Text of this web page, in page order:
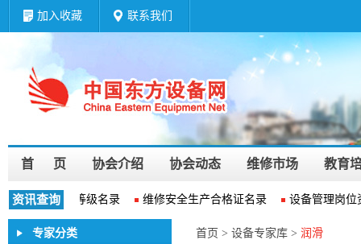
加入收藏 联系我们
首 页 协会介绍 协会动态 维修市场 教育
资讯查询
维修企业资质等级名录 维修安全生产合格证名录 设备管理岗位
专家分类 首页 > 设备专家库 > 润滑